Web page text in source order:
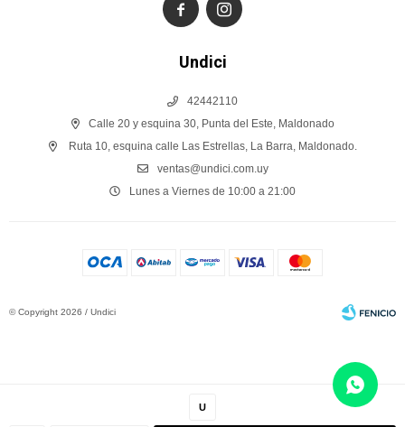
U
Undici
42442110
Calle 20 y esquina 30, Punta del Este, Maldonado
Ruta 10, esquina calle Las Estrellas, La Barra, Maldonado.
ventas@undici.com.uy
Lunes a Viernes de 10:00 a 21:00
 
© Copyright 2026 / Undici